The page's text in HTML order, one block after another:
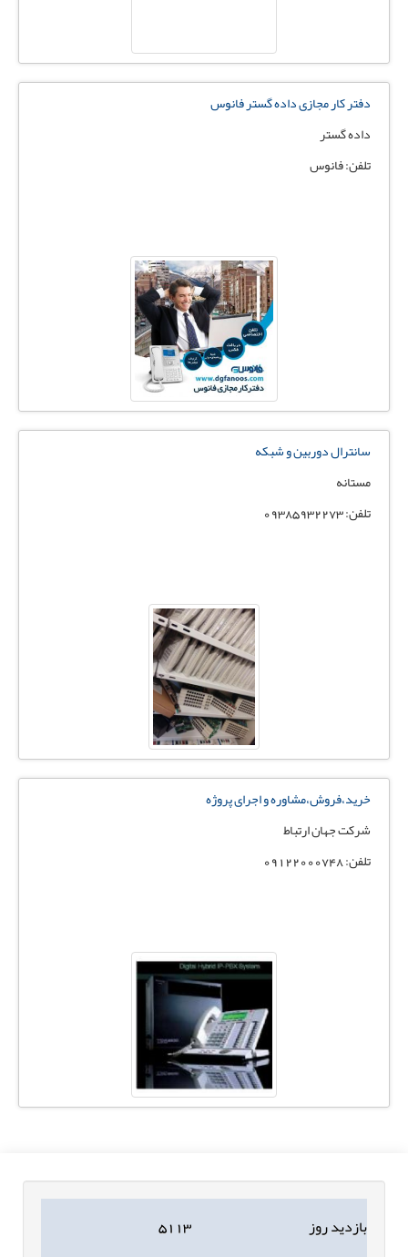
دفتر کار مجازی داده گستر فانوس
داده گستر
تلفن: فانوس
سانترال دوربین و شبکه
مستانه
تلفن: 09385932273
خرید،فروش،مشاوره و اجرای پروژه
شرکت جهان ارتباط
تلفن: 09122000748
بازدید روز ۵۱۱۳